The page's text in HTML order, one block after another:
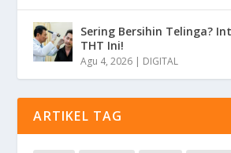
Sering Bersihin Telinga?
THT Ini!
Agu 4, 2026 | DIGITAL
ARTIKEL TAG